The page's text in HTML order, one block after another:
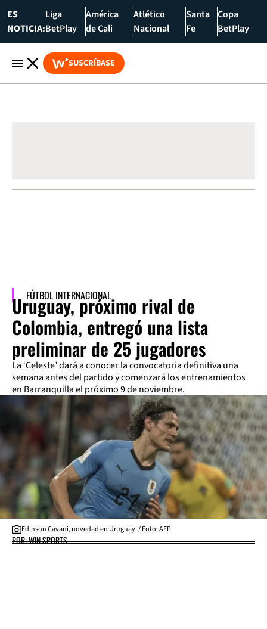
ES
NOTICIA:
Liga
BetPlay
América
de Cali
Atlético
Nacional
Santa
Fe
Copa
BetPlay
SUSCRÍBASE
FÚTBOL INTERNACIONAL
Uruguay, próximo rival de
Colombia, entregó una lista
preliminar de 25 jugadores
La ‘Celeste’ dará a conocer la convocatoria definitiva una
semana antes del partido y comenzará los entrenamientos
en Barranquilla el próximo 9 de noviembre.
Edinson Cavani, novedad en Uruguay. / Foto: AFP
POR: WIN SPORTS